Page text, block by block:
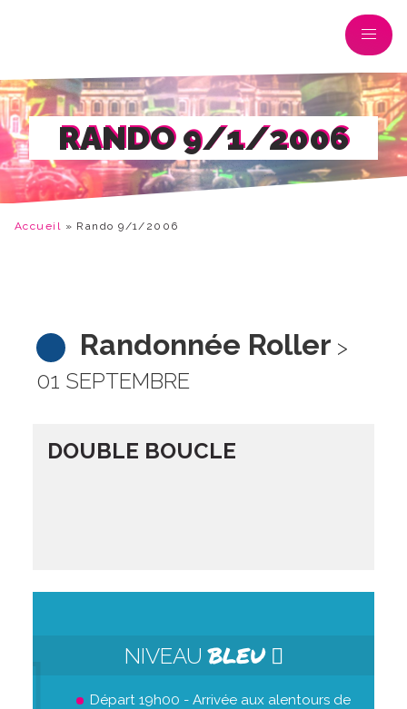
RANDO 9/1/2006
Accueil » Rando 9/1/2006
Randonnée Roller >
01 SEPTEMBRE
DOUBLE BOUCLE
NIVEAUBLEU
Départ 19h00 - Arrivée aux alentours de